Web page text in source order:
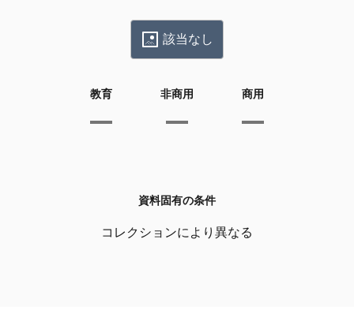
該当なし
教育 非商用 商用
資料固有の条件
コレクションにより異なる